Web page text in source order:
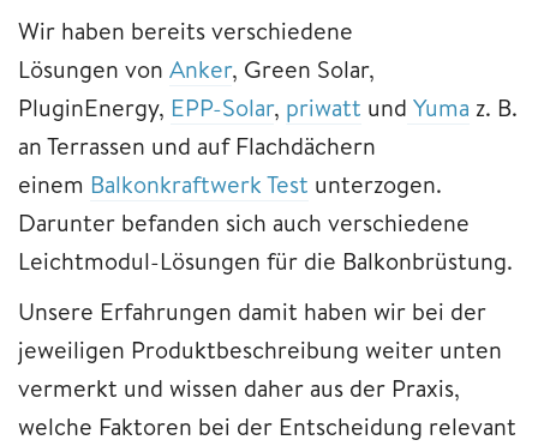
Wir haben bereits verschiedene
Lösungen von Anker, Green Solar,
PluginEnergy, EPP-Solar, priwatt und Yuma z. B.
an Terrassen und auf Flachdächern
einem Balkonkraftwerk Test unterzogen.
Darunter befanden sich auch verschiedene
Leichtmodul-Lösungen für die Balkonbrüstung.
Unsere Erfahrungen damit haben wir bei der
jeweiligen Produktbeschreibung weiter unten
vermerkt und wissen daher aus der Praxis,
welche Faktoren bei der Entscheidung relevant